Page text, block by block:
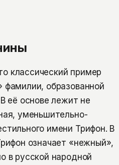
классический пример
фамилии, образованной
её основе лежит не
уменьшительно-
имени Трифон. В
означает «нежный»,
в русской народной